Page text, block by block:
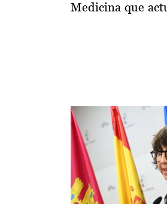
Medicina que